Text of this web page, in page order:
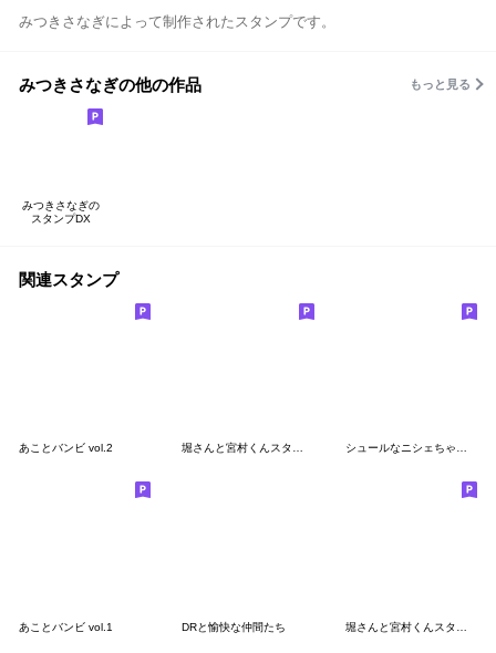
みつきさなぎによって制作されたスタンプです。
みつきさなぎの他の作品 もっと見る
みつきさなぎの
スタンプDX
関連スタンプ
あことバンビ vol.2 堀さんと宮村くんスタンプ mini シュールなニシェちゃん＆レクシャさん
あことバンビ vol.1 DRと愉快な仲間たち